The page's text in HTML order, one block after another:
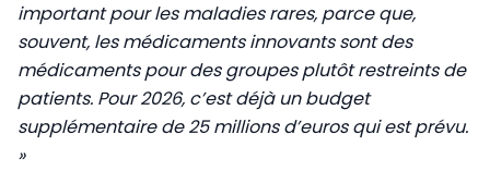
important pour les maladies rares, parce que,
souvent, les médicaments innovants sont des
médicaments pour des groupes plutôt restreints de
patients. Pour 2026, c’est déjà un budget
supplémentaire de 25 millions d’euros qui est prévu.
»